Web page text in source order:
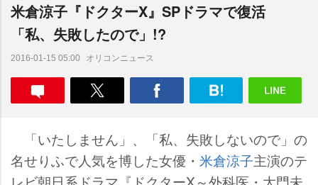
米倉涼子『ドクターX』SPドラマで復活
「私、失敗したので」!?
2016-01-15 05:00 オリコンニュース
「いたしません」、「私、失敗しないので」の
名せりふで人気を博した女優・ 米倉涼子主演のテ
レビ朝日系ドラマ『ドクターX～外科医・大門未